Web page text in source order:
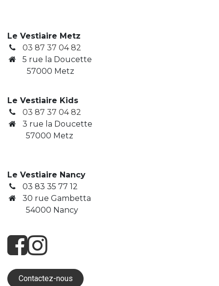
Le Vestiaire Metz
03 87 37 04 82
5 rue la Doucette
57000 Metz
Le Vestiaire Kids
03 87 37 04 82
3 rue la Doucette
​ 57000 Metz
Le Vestiaire Nancy
03 83 35 77 12
30 rue Gambetta
​ 54000 Nancy
Contactez-nous